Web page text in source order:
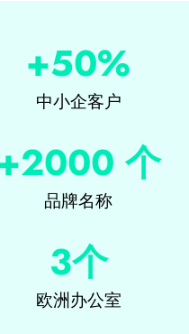
+50%
中小企客户
个
品牌名称
3个
欧洲办公室